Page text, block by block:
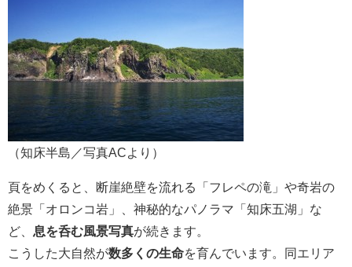
（知床半島／写真ACより）
頁をめくると、断崖絶壁を流れる「フレペの滝」や奇岩の
絶景「オロンコ岩」、神秘的なパノラマ「知床五湖」な
ど、 息を呑む風景写真が続きます。
こうした大自然が数多くの生命を育んでいます。同エリア